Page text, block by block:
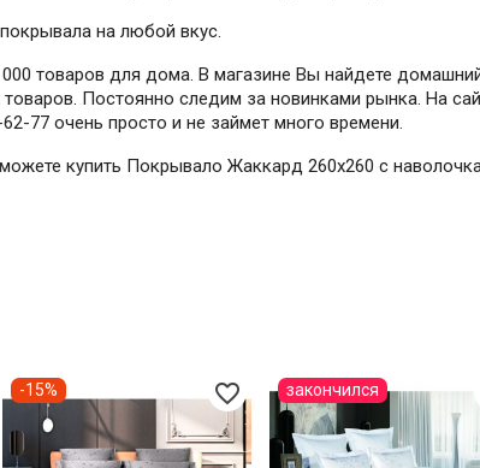
на любой вкус.
товаров для дома. В магазине Вы найдете
Постоянно следим за новинками рынка. На
77 очень просто и не займет много времени.
купить Покрывало Жаккард 260х260 с
favorite_border
-15% закончился